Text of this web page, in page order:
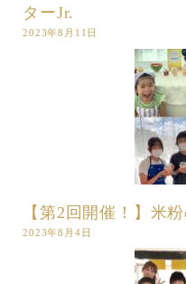
ターJr.
2023年8月11日
【第2回開催！】米
2023年8月4日